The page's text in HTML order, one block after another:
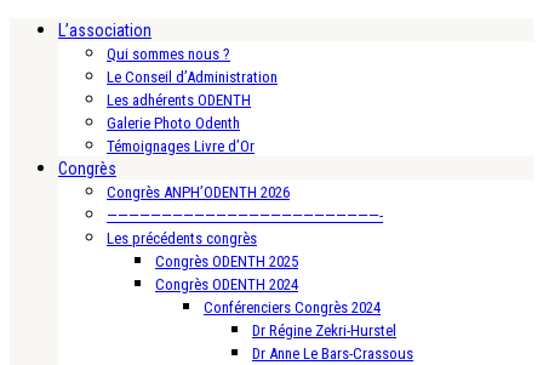
L’association
Qui sommes nous ?
Le Conseil d’Administration
Les adhérents ODENTH
Galerie Photo Odenth
Témoignages Livre d’Or
Congrès
Congrès ANPH’ODENTH 2026
—————————————————————————-
Les précédents congrès
Congrès ODENTH 2025
Congrès ODENTH 2024
Conférenciers Congrès 2024
Dr Régine Zekri-Hurstel
Dr Anne Le Bars-Crassous